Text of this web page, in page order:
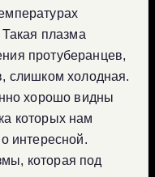
плазма
протуберанцев,
слишком холодная.
хорошо видны
которых нам
интересной.
которая под